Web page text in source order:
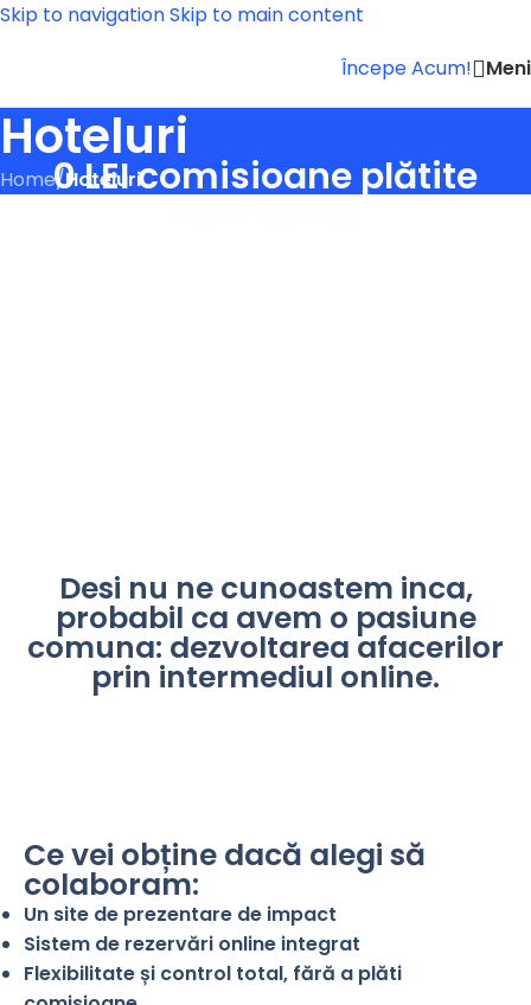
Skip to navigationSkip to main content
Începe Acum!
Hoteluri
Home/Hoteluri
0 LEI comisioane plătite
Desi nu ne cunoastem inca,
probabil ca avem o pasiune
comuna: dezvoltarea afacerilor
prin intermediul online.
Ce vei obține dacă alegi să
colaboram:
Un site de prezentare de impact
Sistem de rezervări online integrat
Flexibilitate și control total, fără a plăti